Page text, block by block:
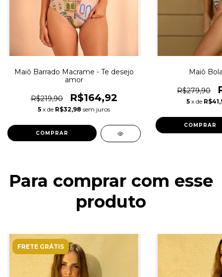
Maiô Barrado Macrame - Te desejo
amor
R$219,90 R$164,92
5 x de R$32,98 sem juros
COMPRAR
Maiô
R$279,90
5 x de
COMPRAR
Para comprar com esse
produto
FRETE GRÁTIS